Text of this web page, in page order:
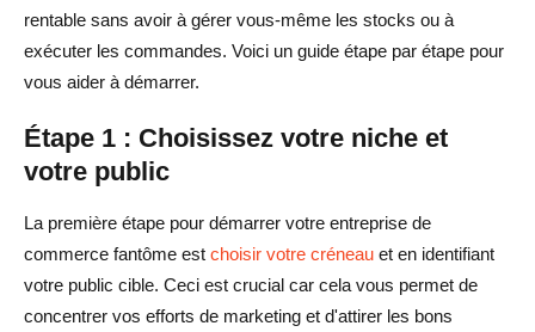
rentable sans avoir à gérer vous-même les stocks ou à
exécuter les commandes. Voici un guide étape par étape pour
vous aider à démarrer.
Étape 1 : Choisissez votre niche et
votre public
La première étape pour démarrer votre entreprise de
commerce fantôme est choisir votre créneau et en identifiant
votre public cible. Ceci est crucial car cela vous permet de
concentrer vos efforts de marketing et d'attirer les bons